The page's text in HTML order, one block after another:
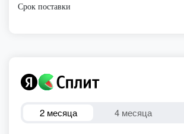
Срок поставки